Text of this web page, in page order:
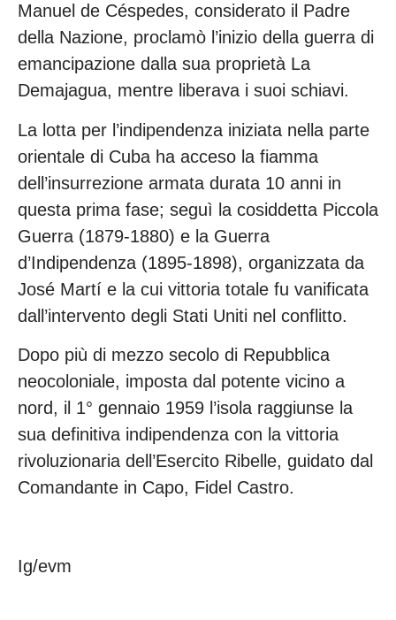
Manuel de Céspedes, considerato il Padre
della Nazione, proclamò l’inizio della guerra di
emancipazione dalla sua proprietà La
Demajagua, mentre liberava i suoi schiavi.
La lotta per l’indipendenza iniziata nella parte
orientale di Cuba ha acceso la fiamma
dell’insurrezione armata durata 10 anni in
questa prima fase; seguì la cosiddetta Piccola
Guerra (1879-1880) e la Guerra
d’Indipendenza (1895-1898), organizzata da
José Martí e la cui vittoria totale fu vanificata
dall’intervento degli Stati Uniti nel conflitto.
Dopo più di mezzo secolo di Repubblica
neocoloniale, imposta dal potente vicino a
nord, il 1° gennaio 1959 l’isola raggiunse la
sua definitiva indipendenza con la vittoria
rivoluzionaria dell’Esercito Ribelle, guidato dal
Comandante in Capo, Fidel Castro.
Ig/evm